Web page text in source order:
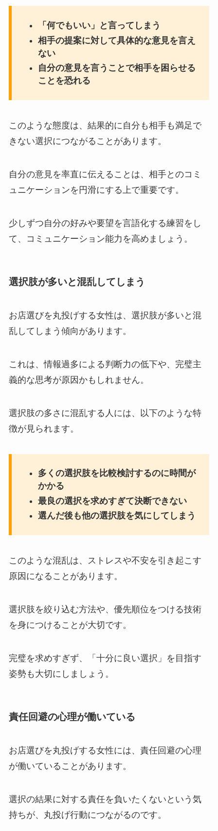
「何でもいい」と言ってしまう
相手の提案に対して具体的な意見を言え
ない
自分の意見を言うことで相手を困らせる
ことを恐れる
このような態度は、結果的に自分も相手も満足で
きない選択につながることがあります。
自分の意見を率直に伝えることは、相手とのコミ
ュニケーションを円滑にする上で重要です。
少しずつ自分の好みや要望を言語化する練習をし
て、コミュニケーション能力を高めましょう。
選択肢が多いと混乱してしまう
お店選びを丸投げする女性は、選択肢が多いと混
乱してしまう傾向があります。
これは、情報過多による判断力の低下や、完璧主
義的な思考が原因かもしれません。
選択肢の多さに混乱する人には、以下のような特
徴が見られます。
多くの選択肢を比較検討するのに時間が
かかる
最良の選択を求めすぎて決断できない
選んだ後も他の選択肢を気にしてしまう
このような混乱は、ストレスや不安を引き起こす
原因になることがあります。
選択肢を絞り込む方法や、優先順位をつける技術
を身につけることが大切です。
完璧を求めすぎず、「十分に良い選択」を目指す
姿勢も大切にしましょう。
責任回避の心理が働いている
お店選びを丸投げする女性には、責任回避の心理
が働いていることがあります。
選択の結果に対する責任を負いたくないという気
持ちが、丸投げ行動につながるのです。